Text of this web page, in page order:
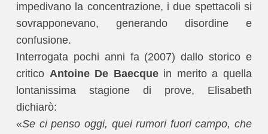
impedivano la concentrazione, i due spettacoli si
sovrapponevano, generando disordine e
confusione.
Interrogata pochi anni fa (2007) dallo storico e
critico Antoine De Baecquein merito a quella
lontanissima stagione di prove, Elisabeth
dichiarò:
«Se ci penso oggi, quei rumori fuori campo, che